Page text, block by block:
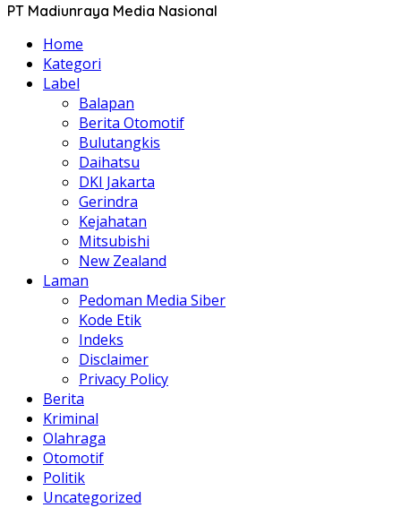
PT Madiunraya Media Nasional
Home
Kategori
Label
Balapan
Berita Otomotif
Bulutangkis
Daihatsu
DKI Jakarta
Gerindra
Kejahatan
Mitsubishi
New Zealand
Laman
Pedoman Media Siber
Kode Etik
Indeks
Disclaimer
Privacy Policy
Berita
Kriminal
Olahraga
Otomotif
Politik
Uncategorized